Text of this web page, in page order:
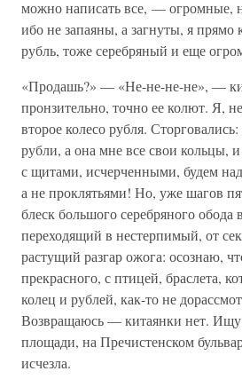
можно написать все, — огромные,
ибо не запаяны, а загнуты, я прямо
рубль, тоже серебряный и еще
«Продашь?» — «Не-не-не-не», —
пронзительно, точно ее колют. Я,
второе колесо рубля.
рубли, а она мне все свои кольцы,
с щитами, исчерченными, будем
а не проклятьями! Но, уже шагов
блеск большого серебряного обода
переходящий в нестерпимый, от
растущий разгар ожога: осознаю,
прекрасного, с птицей, браслета,
колец и рублей, как-то не
Возвращаюсь — китаянки нет. Ищу
площади, на Пречистенском
исчезла.